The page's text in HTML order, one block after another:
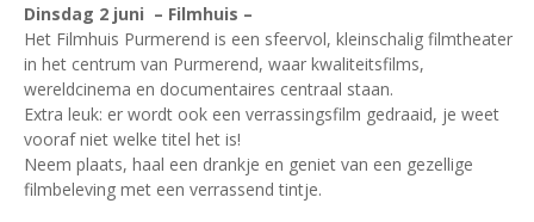
Dinsdag 2 juni – Filmhuis –
Het Filmhuis Purmerend is een sfeervol, kleinschalig filmtheater
in het centrum van Purmerend, waar kwaliteitsfilms,
wereldcinema en documentaires centraal staan.
Extra leuk: er wordt ook een verrassingsfilm gedraaid, je weet
vooraf niet welke titel het is!
Neem plaats, haal een drankje en geniet van een gezellige
filmbeleving met een verrassend tintje.